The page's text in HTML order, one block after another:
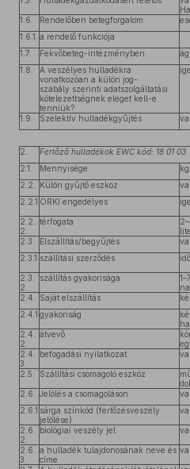
1.6.
Rendelőben betegforgalom
1.6.1. a rendelő funkciója
1.7.
Fekvőbeteg-intézményben
1.8.
A veszélyes hulladékra
vonatkozóan a külön jog-
szabály szerinti adatszolgáltatási
kötelezettségnek eleget kell-e
tenniük?
1.9. Szelektív hulladékgyűjtés
2.
Fertőző hulladékok EWC kód: 18 01 03
2.1.
Mennyisége
2.2.
Külön gyűjtő eszköz
2.2.1 ORKI engedélyes
2.2.
2.
térfogata
2.3.
Elszállítás/begyűjtés
2.3.1 szállítási szerződés
2.3.
2.
szállítás gyakorisága
2.4.
Saját elszállítás
2.4.1 gyakoriság
2.4.
2.
átvevő
2.4.
3.
befogadási nyilatkozat
2.5. Szállítási csomagoló eszköz
2.6.
Jelölés a csomagoláson
2.6.1 sárga színkód (fertőzésveszély
jelölése)
2.6.
2.
biológiai veszély jel
2.6.
3.
a hulladék tulajdonosának neve és
címe